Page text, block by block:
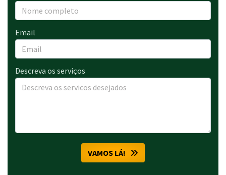
Email
Descreva os serviços
VAMOS LÁ!